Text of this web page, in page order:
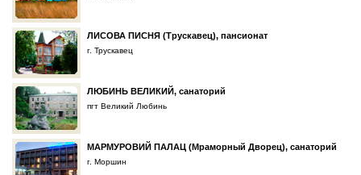
ЛИСОВА ПИСНЯ (Трускавец), пансионат
г. Трускавец
ЛЮБИНЬ ВЕЛИКИЙ, санаторий
пгт Великий Любинь
МАРМУРОВИЙ ПАЛАЦ (Мраморный Дворец), санаторий
г. Моршин